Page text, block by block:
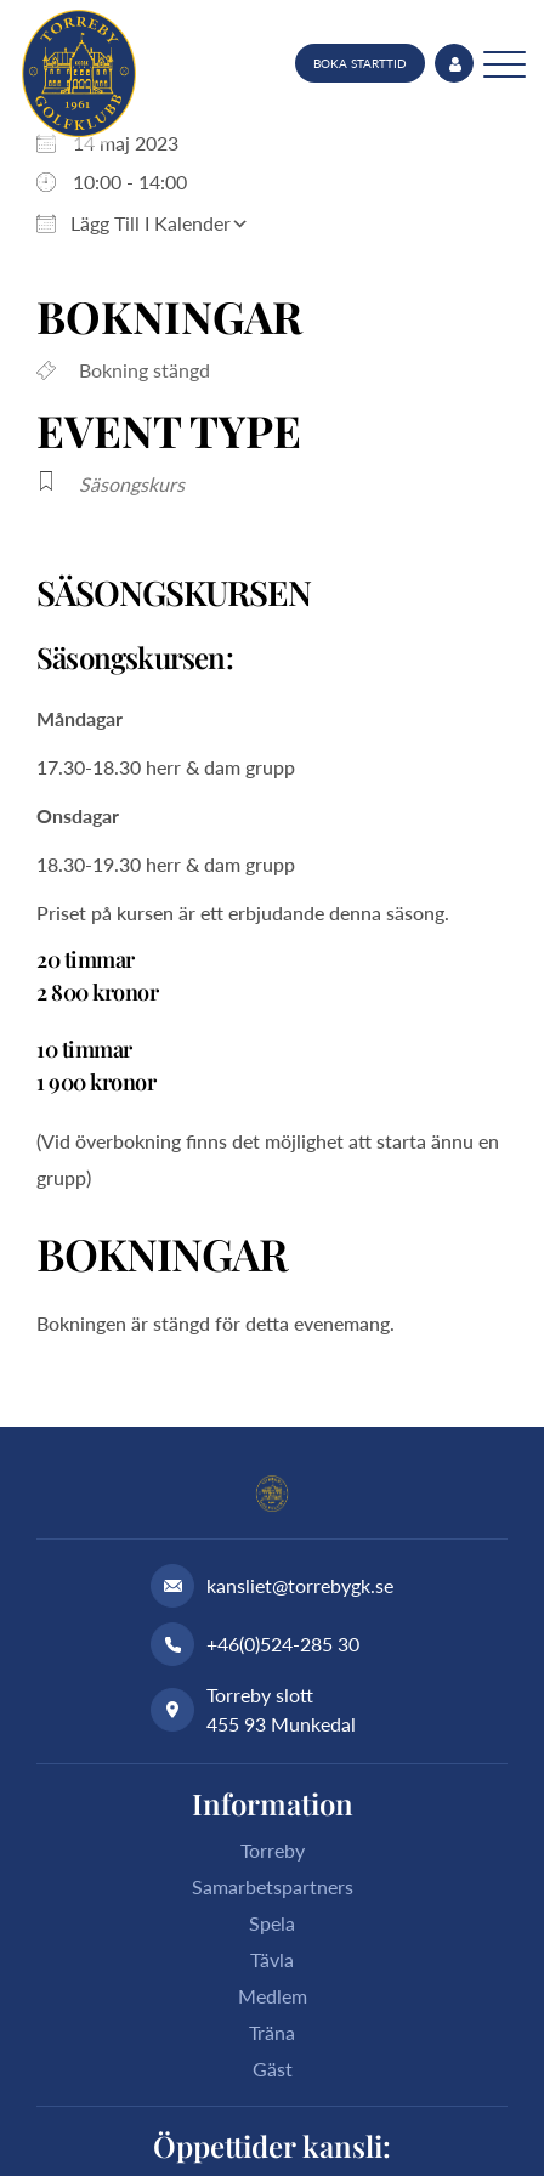
BOKA STARTTID
NÄR
14 maj 2023
10:00 - 14:00
Lägg Till I Kalender
Ladda ner ICS Office 365Outlook Live
BOKNINGAR
Bokning stängd
EVENT TYPE
Säsongskurs
SÄSONGSKURSEN
Säsongskursen:
Måndagar
17.30-18.30 herr & dam grupp
Onsdagar
18.30-19.30 herr & dam grupp
Priset på kursen är ett erbjudande denna säsong.
20 timmar
2 800 kronor
10 timmar
1 900 kronor
(Vid överbokning finns det möjlighet att starta ännu en
grupp)
BOKNINGAR
Bokningen är stängd för detta evenemang.
kansliet@torrebygk.se
+46(0)524-285 30
Torreby slott
455 93 Munkedal
Information
Torreby
Samarbetspartners
Spela
Tävla
Medlem
Träna
Gäst
Öppettider kansli: